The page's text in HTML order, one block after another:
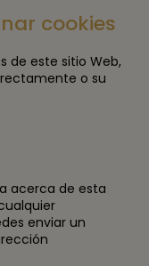
cookies
de este sitio Web,
o su
acerca de esta
enviar un